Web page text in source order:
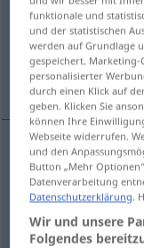
Übersicht aller
(Für mehr Details die
banalidad,
banalidadf
trivialidadf
funktionale und
und der statistischen
werden auf Grundlage
gespeichert. Marketing-
personalisierter
durch einen Klick auf
geben. Klicken Sie
können Ihre
Webseite widerrufen.
und den
Button „Mehr
Datenverarbeitung
Datenschutzerklärung.
Wir und unsere
Folgendes